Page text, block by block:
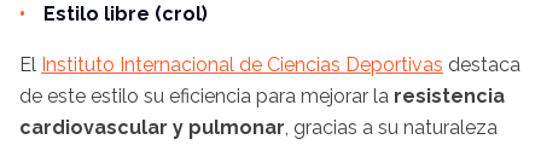
Estilo libre (crol)
El Instituto Internacional de Ciencias Deportivas destaca
de este estilo su eficiencia para mejorar la resistencia
cardiovascular y pulmonar, gracias a su naturaleza